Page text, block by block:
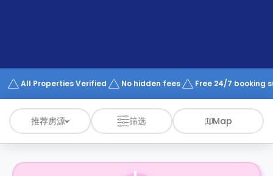
Works
All Properties Verified No hidden fees Free 24/7 booking
推荐房源 筛选 Map